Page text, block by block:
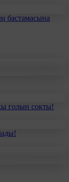
бастамасына
голын соқты!